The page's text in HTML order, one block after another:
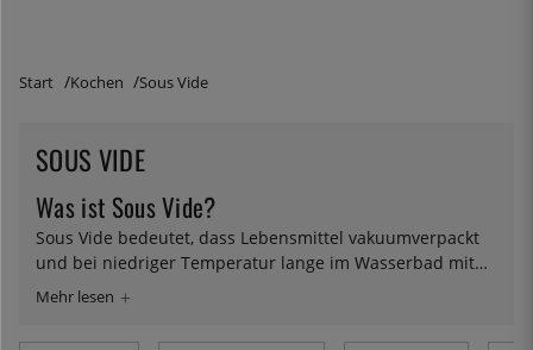
Start Kochen Sous Vide
SOUS VIDE
Was ist Sous Vide?
Sous Vide bedeutet, dass Lebensmittel vakuumverpackt
und bei niedriger Temperatur lange im Wasserbad mit
höchster Präzision gegart werden. Es ist fabelhaft lecker,
französische Kochlegenden wie Paul Bocuse und Joël